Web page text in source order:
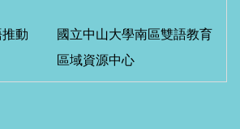
動
國立中山大學南區雙語教育
區域資源中心